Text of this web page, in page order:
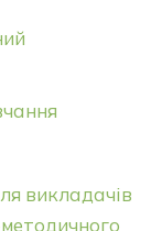
викладачів